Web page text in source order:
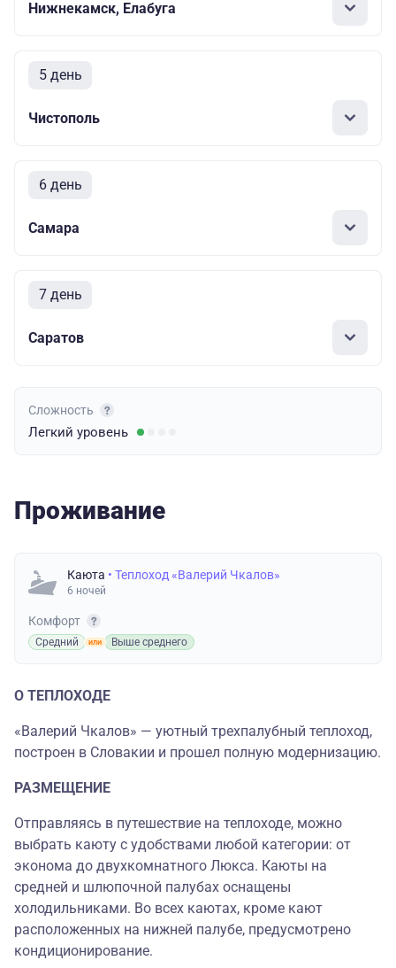
Нижнекамск, Елабуга
5 день
Чистополь
6 день
Самара
7 день
Саратов
Сложность
Легкий уровень
Проживание
Каюта • Теплоход «Валерий Чкалов»
6 ночей
Комфорт
Средний Выше среднего
О ТЕПЛОХОДЕ
«Валерий Чкалов» — уютный трехпалубный теплоход,
построен в Словакии и прошел полную модернизацию.
РАЗМЕЩЕНИЕ
Отправляясь в путешествие на теплоходе, можно
выбрать каюту с удобствами любой категории: от
эконома до двухкомнатного Люкса. Каюты на
средней и шлюпочной палубах оснащены
холодильниками. Во всех каютах, кроме кают
расположенных на нижней палубе, предусмотрено
кондиционирование.